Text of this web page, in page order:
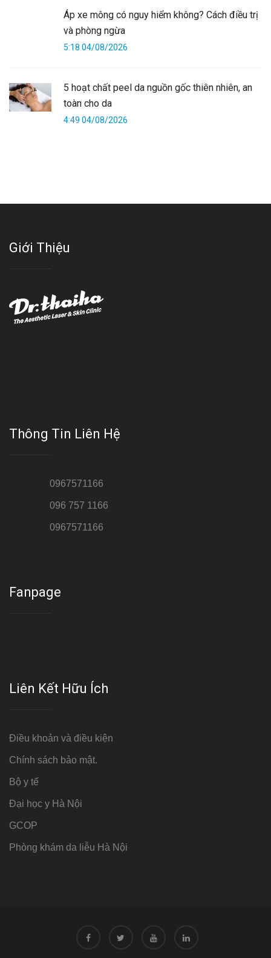
Áp xe mông có nguy hiểm không? Cách điều trị
và phòng ngừa
5:18 04/08/2026
5 hoạt chất peel da nguồn gốc thiên nhiên, an
toàn cho da
4:49 04/08/2026
Giới Thiệu
Thông Tin Liên Hệ
0967571166
096 757 1166
0967571166
Fanpage
Liên Kết Hữu Ích
Điều khoản và điều kiện
Chính sách bảo mật.
Bộ y tế
Đại học y Hà Nội
GCOP
Phòng khám da liễu Hà Nội